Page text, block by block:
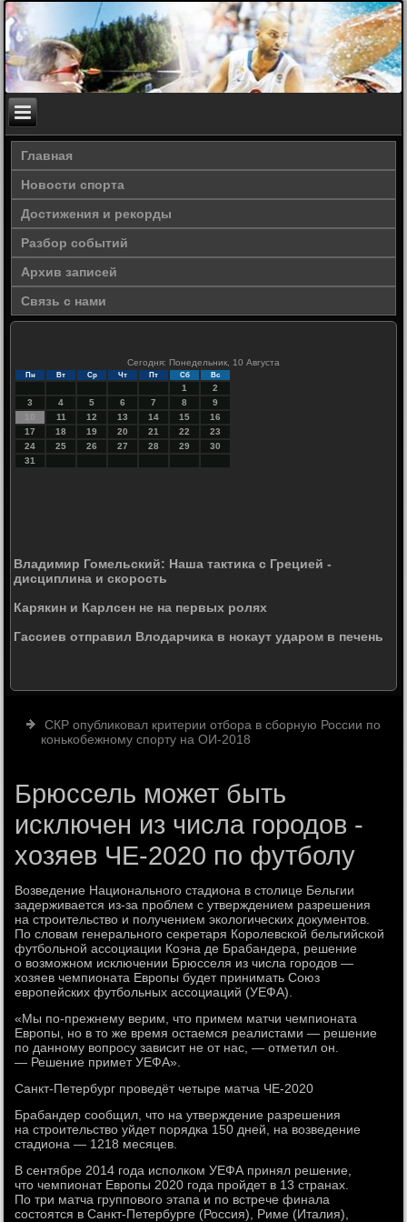
Главная
Новости спорта
Достижения и рекорды
Разбор событий
Архив записей
Связь с нами
Сегодня: Понедельник, 10 Августа
Пн Вт Ср Чт Пт Сб Вс
1
2
3
4 5 6 7 8
9
10
11 12 13 14 15
16
17
18 19 20 21 22
23
24
25 26 27 28 29
30
31
Владимир Гомельский: Наша тактика с Грецией -
дисциплина и скорость
Карякин и Карлсен не на первых ролях
Гассиев отправил Влодарчика в нокаут ударом в печень
СКР опубликовал критерии отбора в сборную России по
конькобежному спорту на ОИ-2018
Брюссель может быть
исключен из числа городов -
хозяев ЧЕ-2020 по футболу
Возведение Национального стадиона в столице Бельгии
задерживается из-за проблем с утверждением разрешения
на строительство и получением экологических документов.
По словам генерального секретаря Королевской бельгийской
футбольной ассоциации Коэна де Брабандера, решение
о возможном исключении Брюсселя из числа городов —
хозяев чемпионата Европы будет принимать Союз
европейских футбольных ассоциаций (УЕФА).
«Мы по-прежнему верим, что примем матчи чемпионата
Европы, но в то же время остаемся реалистами — решение
по данному вопросу зависит не от нас, — отметил он.
— Решение примет УЕФА».
Санкт-Петербург проведёт четыре матча ЧЕ-2020
Брабандер сообщил, что на утверждение разрешения
на строительство уйдет порядка 150 дней, на возведение
стадиона — 1218 месяцев.
В сентябре 2014 года исполком УЕФА принял решение,
что чемпионат Европы 2020 года пройдет в 13 странах.
По три матча группового этапа и по встрече финала
состоятся в Санкт-Петербурге (Россия), Риме (Италия),